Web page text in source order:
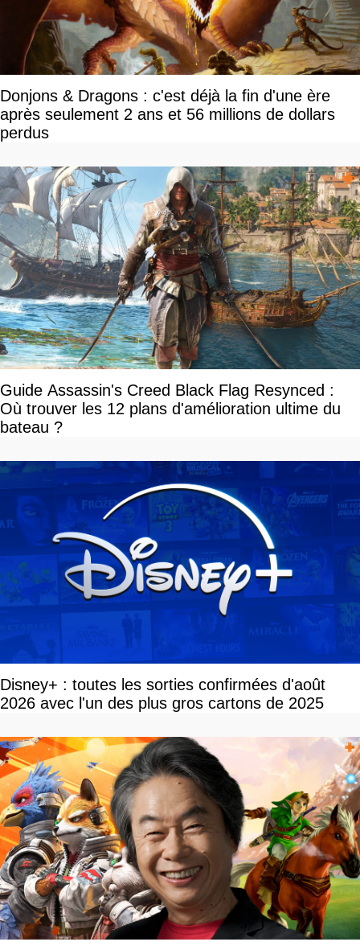
Donjons & Dragons : c'est déjà la fin d'une ère
après seulement 2 ans et 56 millions de dollars
perdus
Guide Assassin's Creed Black Flag Resynced :
Où trouver les 12 plans d'amélioration ultime du
bateau ?
Disney+ : toutes les sorties confirmées d'août
2026 avec l'un des plus gros cartons de 2025